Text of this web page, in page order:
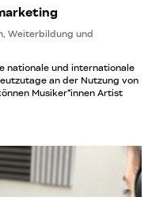
Weiterbildung und
nationale und internationale
an der Nutzung von
Musiker*innen Artist